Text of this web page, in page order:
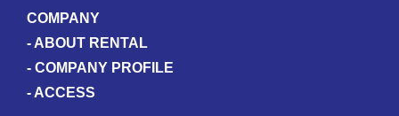
COMPANY
- ABOUT RENTAL
- COMPANY PROFILE
- ACCESS